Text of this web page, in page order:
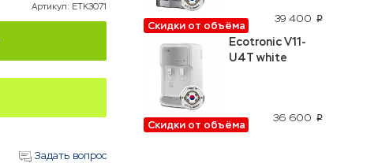
Артикул: ETK3071
Задать вопрос
Скидки от объёма
39 400 p
Скидки от объёма
36 600 p
Ecotronic V11-
U4T white